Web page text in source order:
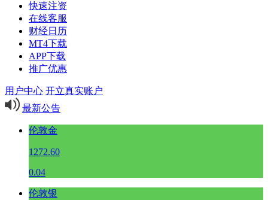
快速注资
在线客服
财经日历
MT4下载
APP下载
推广优惠
用户中心 开立真实账户
最新公告
伦敦金
1272.60
0.04
伦敦银